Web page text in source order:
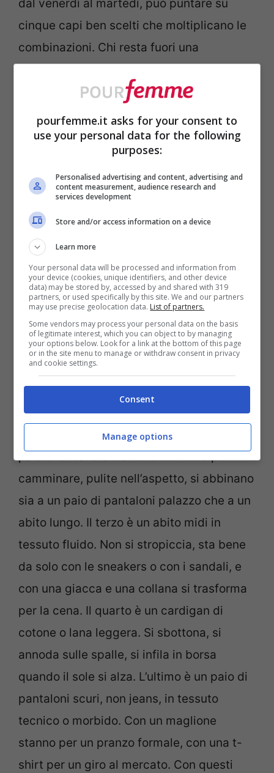
dal venerdì al martedì, può puntare su
cinque capi ben scelti che moltiplicano le
combinazioni. Chi resta fuori una
stratificare: tessuti leggeri da sovrapporre,
colori neutri che si mescolano tra loro,
accessori che cambiano la faccia dello
stesso outfit. L’obiettivo è non portare
nulla che si usi una volta sola. Ogni capo
deve lavorare almeno in due contesti
diversi.
I cinque capi che salvano ogni partenza
pasquale
Il primo è un trench beige o cammello.
Leggero, impermeabile, elegante. Si
indossa sopra un vestito per la messa,
sopra jeans e maglietta per una
passeggiata, e la sera tiene lontano il
fresco senza appesantire. Il secondo è un
paio di sneakers bianche. Comode per
camminare, pulite nell’aspetto, si abbinano
sia a un paio di pantaloni palazzo che a un
abito lungo. Il terzo è un abito midi in
tessuto fluido. Non si stropiccia, sta bene
da solo con le sneakers o con i sandali, e
con una giacca e una collana si trasforma
per la cena. Il quarto è un cardigan di
cotone o lana leggera. Si sbottona, si
annoda sulle spalle, si infila in borsa
quando il sole si alza. L’ultimo è un paio di
pantaloni scuri, non jeans, in tessuto
tecnico o morbido. Con un maglione
stanno per un pranzo formale, con una t-
shirt per un giro al mercato. Con questi
pourfemme.it asks for your consent to
use your personal data for the following
purposes:
Personalised advertising and content, advertising and
content measurement, audience research and
services development
Store and/or access information on a device
Learn more
Your personal data will be processed and information from
your device (cookies, unique identifiers, and other device
data) may be stored by, accessed by and shared with 319
partners, or used specifically by this site. We and our partners
may use precise geolocation data. List of partners.
Some vendors may process your personal data on the basis
of legitimate interest, which you can object to by managing
your options below. Look for a link at the bottom of this page
or in the site menu to manage or withdraw consent in privacy
and cookie settings.
Consent
Manage options